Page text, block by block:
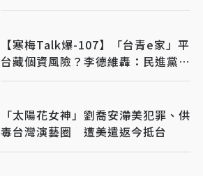
【寒梅Talk爆-107】「台青e家」平
台藏個資風險？李德維轟：民進黨自
信心不夠
「太陽花女神」劉喬安滯美犯罪、供
毒台灣演藝圈 遭美遣返今抵台